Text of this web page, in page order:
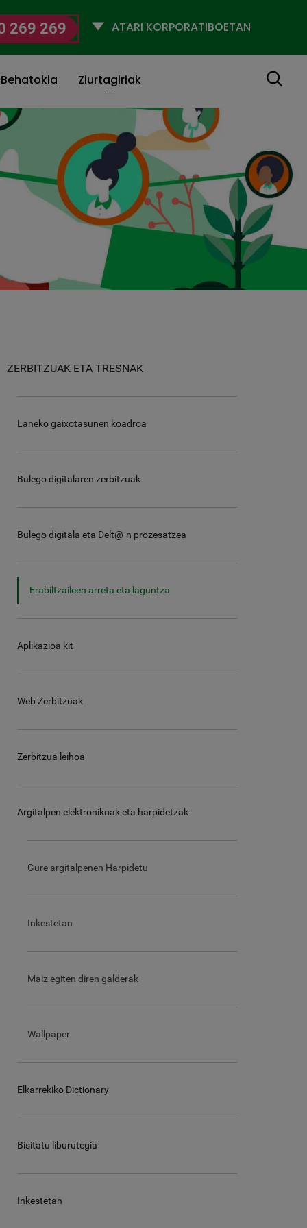
269 269
Selecciona
Ziurtagiriak Bilatu
ZERBITZUAK ETA TRESNAK
Laneko gaixotasunen koadroa
Bulego digitalaren zerbitzuak
Bulego digitala eta Delt@-n prozesatzea
Erabiltzaileen arreta eta laguntza
Aplikazioa kit
Web Zerbitzuak
Zerbitzua leihoa
Argitalpen elektronikoak eta harpidetzak
Gure argitalpenen Harpidetu
Inkestetan
Maiz egiten diren galderak
Wallpaper
Elkarrekiko Dictionary
Bisitatu liburutegia
Inkestetan